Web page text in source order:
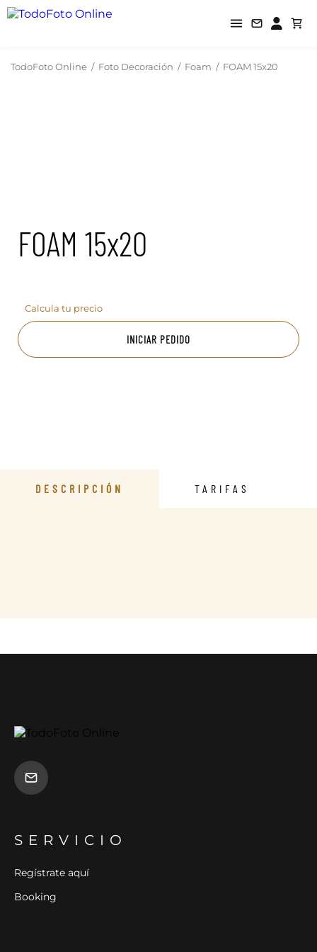
TodoFoto Online / Foto Decoración / Foam / FOAM 15x20
FOAM 15x20
Calcula tu precio
INICIAR PEDIDO
DESCRIPCIÓN TARIFAS
SERVICIO
Regístrate aquí
Booking